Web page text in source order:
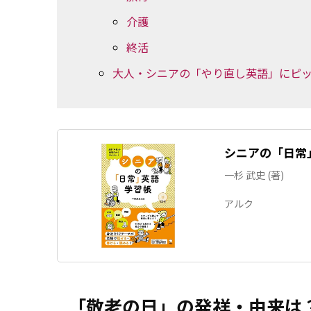
介護
終活
大人・シニアの「やり直し英語」にピ
シニアの「日
一杉 武史 (著)
アルク
「敬老の日」の発祥・由来は